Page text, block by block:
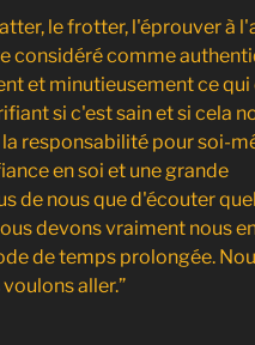
le frotter, l'éprouver à
considéré comme
et minutieusement ce qui
si c'est sain et si cela
responsabilité pour soi-
en soi et une grande
de nous que d'écouter
devons vraiment nous
de temps prolongée.
aller.”